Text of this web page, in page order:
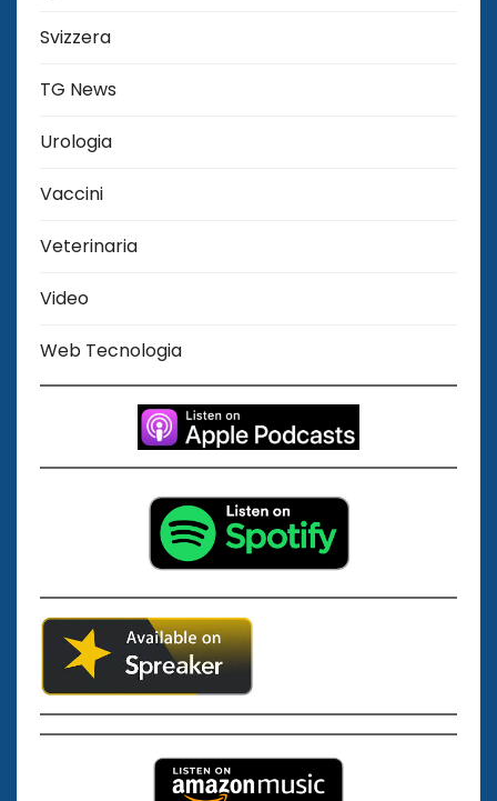
Svizzera
TG News
Urologia
Vaccini
Veterinaria
Video
Web Tecnologia